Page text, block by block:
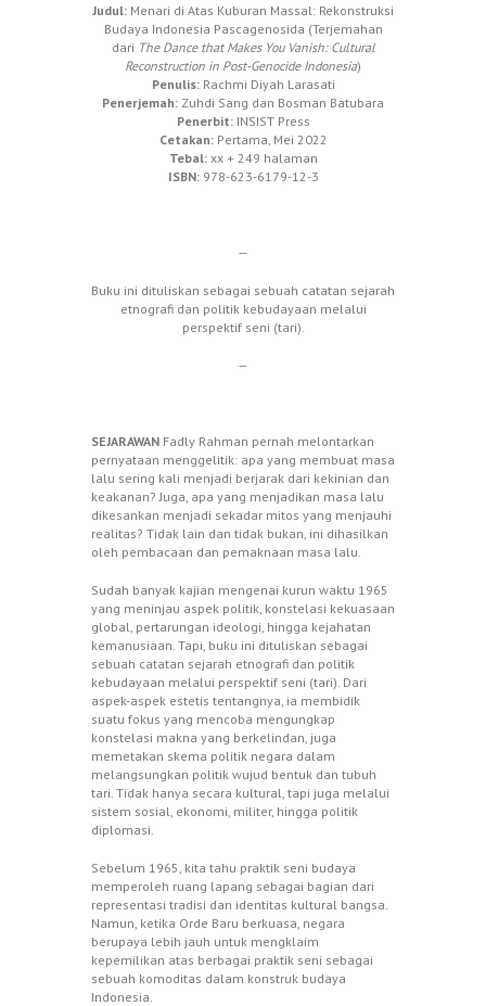
Judul: Menari di Atas Kuburan Massal: Rekonstruksi
Budaya Indonesia Pascagenosida (Terjemahan
dari The Dance that Makes You Vanish: Cultural
Reconstruction in Post-Genocide Indonesia)
Penulis:Rachmi Diyah Larasati
Penerjemah: Zuhdi Sang dan Bosman Batubara
Penerbit:INSIST Press
Cetakan:Pertama, Mei 2022
Tebal:xx + 249 halaman
ISBN:978-623-6179-12-3
—
Buku ini dituliskan sebagai sebuah catatan sejarah
etnografi dan politik kebudayaan melalui
perspektif seni (tari).
—
SEJARAWAN Fadly Rahman pernah melontarkan
pernyataan menggelitik: apa yang membuat masa
lalu sering kali menjadi berjarak dari kekinian dan
keakanan? Juga, apa yang menjadikan masa lalu
dikesankan menjadi sekadar mitos yang menjauhi
realitas? Tidak lain dan tidak bukan, ini dihasilkan
oleh pembacaan dan pemaknaan masa lalu.
Sudah banyak kajian mengenai kurun waktu 1965
yang meninjau aspek politik, konstelasi kekuasaan
global, pertarungan ideologi, hingga kejahatan
kemanusiaan. Tapi, buku ini dituliskan sebagai
sebuah catatan sejarah etnografi dan politik
kebudayaan melalui perspektif seni (tari). Dari
aspek-aspek estetis tentangnya, ia membidik
suatu fokus yang mencoba mengungkap
konstelasi makna yang berkelindan, juga
memetakan skema politik negara dalam
melangsungkan politik wujud bentuk dan tubuh
tari. Tidak hanya secara kultural, tapi juga melalui
sistem sosial, ekonomi, militer, hingga politik
diplomasi.
Sebelum 1965, kita tahu praktik seni budaya
memperoleh ruang lapang sebagai bagian dari
representasi tradisi dan identitas kultural bangsa.
Namun, ketika Orde Baru berkuasa, negara
berupaya lebih jauh untuk mengklaim
kepemilikan atas berbagai praktik seni sebagai
sebuah komoditas dalam konstruk budaya
Indonesia.